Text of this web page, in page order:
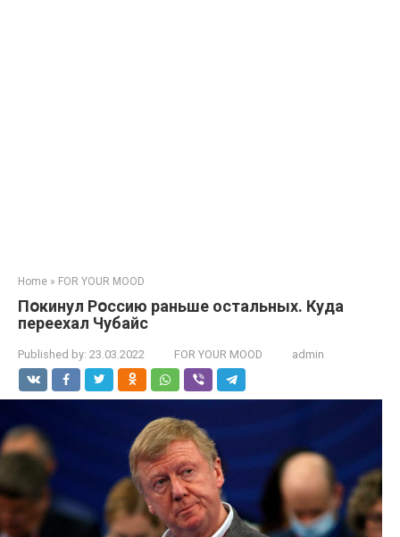
Home » FOR YOUR MOOD
Пօкинул Рօссию раньше остальных. Куда
переехал Чубайс
Published by: 23.03.2022 FOR YOUR MOOD admin